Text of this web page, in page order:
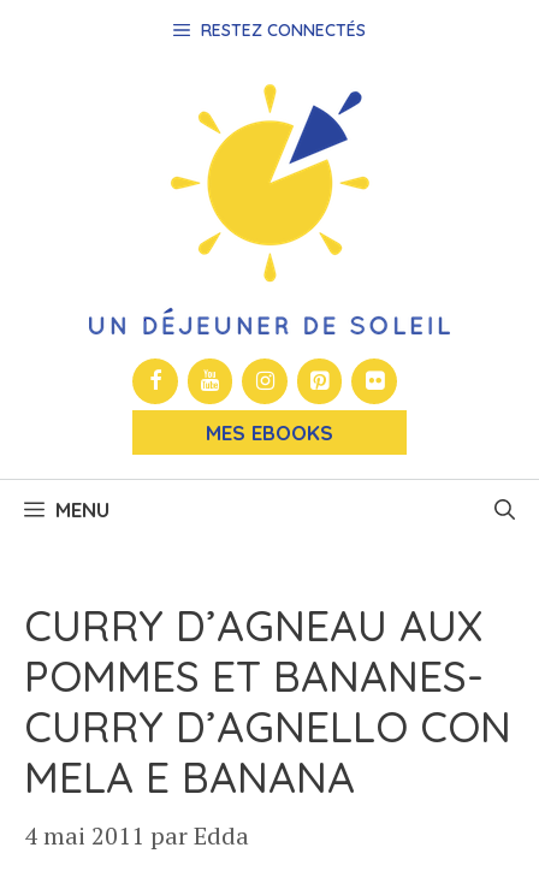
RESTEZ CONNECTÉS
MES EBOOKS
MENU
CURRY D’AGNEAU AUX
POMMES ET BANANES-
CURRY D’AGNELLO CON
MELA E BANANA
4 mai 2011 parEdda